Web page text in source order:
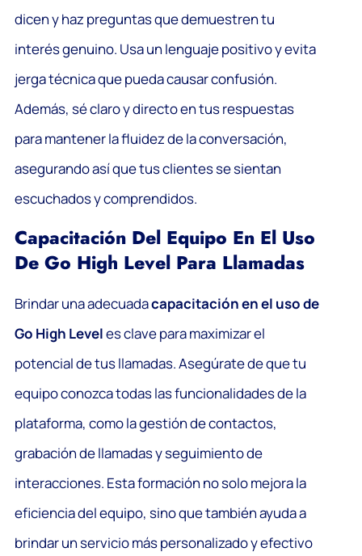
dicen y haz preguntas que demuestren tu
interés genuino. Usa un lenguaje positivo y evita
jerga técnica que pueda causar confusión.
Además, sé claro y directo en tus respuestas
para mantener la fluidez de la conversación,
asegurando así que tus clientes se sientan
escuchados y comprendidos.
Capacitación Del Equipo En El Uso
De Go High Level Para Llamadas
Brindar una adecuadacapacitación en el uso de
Go High Leveles clave para maximizar el
potencial de tus llamadas. Asegúrate de que tu
equipo conozca todas las funcionalidades de la
plataforma, como la gestión de contactos,
grabación de llamadas y seguimiento de
interacciones. Esta formación no solo mejora la
eficiencia del equipo, sino que también ayuda a
brindar un servicio más personalizado y efectivo